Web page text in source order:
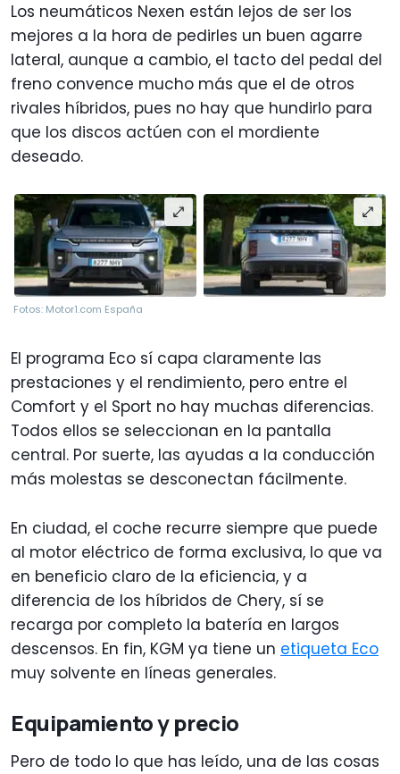
Los neumáticos Nexen están lejos de ser los
mejores a la hora de pedirles un buen agarre
lateral, aunque a cambio, el tacto del pedal del
freno convence mucho más que el de otros
rivales híbridos, pues no hay que hundirlo para
que los discos actúen con el mordiente
deseado.
Fotos: Motor1.com España
El programa Eco sí capa claramente las
prestaciones y el rendimiento, pero entre el
Comfort y el Sport no hay muchas diferencias.
Todos ellos se seleccionan en la pantalla
central. Por suerte, las ayudas a la conducción
más molestas se desconectan fácilmente.
En ciudad, el coche recurre siempre que puede
al motor eléctrico de forma exclusiva, lo que va
en beneficio claro de la eficiencia, y a
diferencia de los híbridos de Chery, sí se
recarga por completo la batería en largos
descensos. En fin, KGM ya tiene un etiqueta Eco
muy solvente en líneas generales.
Equipamiento y precio
Pero de todo lo que has leído, una de las cosas